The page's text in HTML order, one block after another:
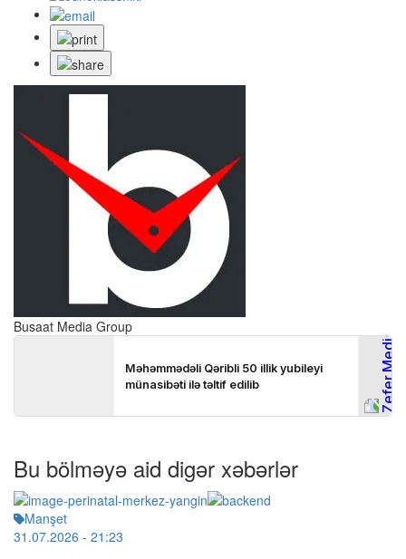
Busaat Media Group
Bu bölməyə aid digər xəbərlər
Manşet
31.07.2026 - 21:23